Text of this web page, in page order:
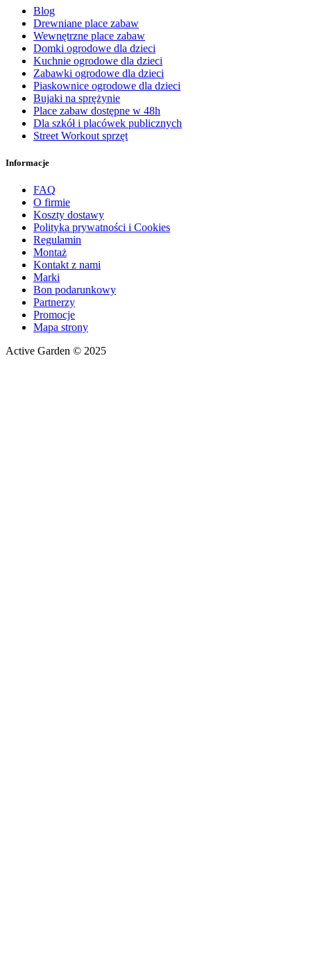
Blog
Drewniane place zabaw
Wewnętrzne place zabaw
Domki ogrodowe dla dzieci
Kuchnie ogrodowe dla dzieci
Zabawki ogrodowe dla dzieci
Piaskownice ogrodowe dla dzieci
Bujaki na sprężynie
Place zabaw dostępne w 48h
Dla szkół i placówek publicznych
Street Workout sprzęt
Informacje
FAQ
O firmie
Koszty dostawy
Polityka prywatności i Cookies
Regulamin
Montaż
Kontakt z nami
Marki
Bon podarunkowy
Partnerzy
Promocje
Mapa strony
Active Garden © 2025